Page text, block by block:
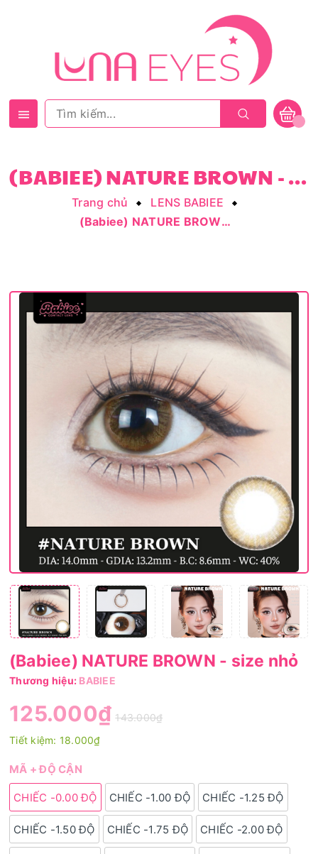
(BABIEE) NATURE BROWN - SIZE NHỎ
Trang chủ
LENS BABIEE
(Babiee) NATURE BROWN - size nhỏ
(Babiee) NATURE BROWN - size nhỏ
Thương hiệu: BABIEE
125.000₫ 143.000₫
Tiết kiệm: 18.000₫
MÃ + ĐỘ CẬN
CHIẾC -0.00 ĐỘ CHIẾC -1.00 ĐỘ CHIẾC -1.25 ĐỘ
CHIẾC -1.50 ĐỘ CHIẾC -1.75 ĐỘ CHIẾC -2.00 ĐỘ